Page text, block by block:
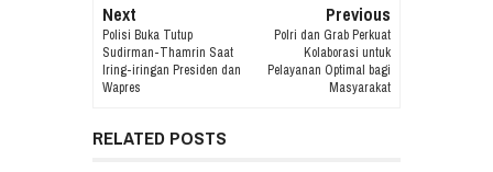
Next
Polisi Buka Tutup
Sudirman-Thamrin Saat
Iring-iringan Presiden dan
Wapres
Previous
Polri dan Grab Perkuat
Kolaborasi untuk
Pelayanan Optimal bagi
Masyarakat
RELATED POSTS